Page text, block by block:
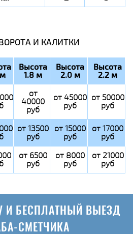
И КАЛИТКИ
Высота
1.8 м
Высота
2.0 м
Высота
2.2 м
от
40000
руб
от 45000
руб
от 50000
руб
от 13500
руб
от 15000
руб
от 17000
руб
от 6500
руб
от 8000
руб
от 21000
руб
И БЕСПЛАТНЫЙ ВЫЕЗД
СМЕТЧИКА